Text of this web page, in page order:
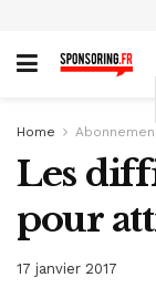
Home
Les
pour
17 janvier 2017